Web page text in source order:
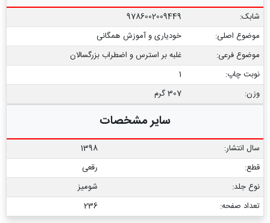
شابک:
9786002009449
موضوع اصلی:
خودیاری و آموزش همگانی
موضوع فرعی:
غلبه بر استرس و اضطراب بزرگسالان
نوبت چاپ:
1
وزن:
307 گرم
سایر مشخصات
سال انتشار:
1398
قطع:
رقعی
نوع جلد:
شومیز
تعداد صفحه:
236